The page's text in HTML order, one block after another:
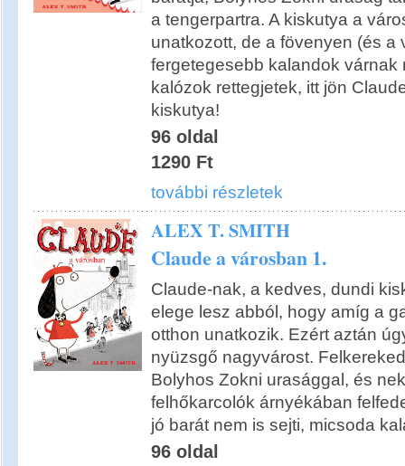
a tengerpartra. A kiskutya a
unatkozott, de a fövenyen (és a
fergetegesebb kalandok várnak
kalózok rettegjetek, itt jön
kiskutya!
96 oldal
1290 Ft
további részletek
ALEX T. SMITH
Claude a városban 1.
Claude-nak, a kedves, dundi
elege lesz abból, hogy amíg a
otthon unatkozik. Ezért aztán
nyüzsgő nagyvárost.
Bolyhos Zokni urasággal, és
felhőkarcolók árnyékában
jó barát nem is sejti, micsoda
96 oldal